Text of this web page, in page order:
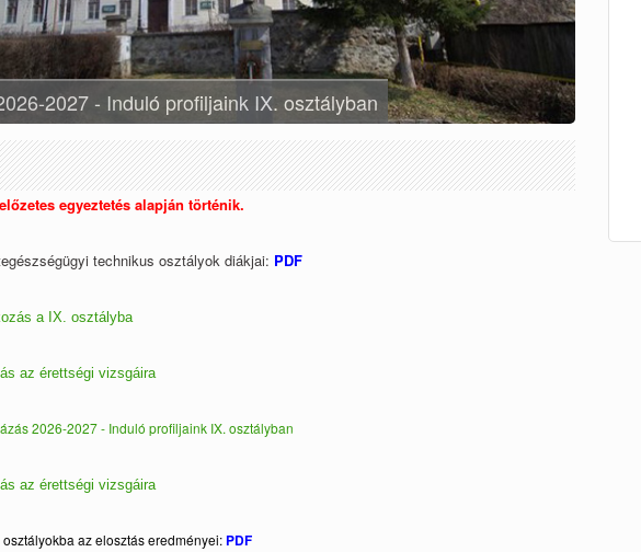
2027 - Induló profiljaink IX. osztályban
egyeztetés alapján történik.
technikus osztályok diákjai: PDF
a IX. osztályba
az érettségi vizsgáira
2026-2027 - Induló profiljaink IX. osztályban
az érettségi vizsgáira
az elosztás eredményei: PDF